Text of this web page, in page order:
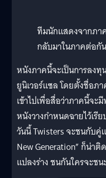
ทีมนักแสดงจากภา
กลับมาในภาคต่อกั
หนังภาคนี้จะเป็นการลงทุ
ยูนิเวอร์แซล โดยตั้งชื่อภ
เข้าไปเพื่อสื่อว่าภาคนี้จ
หนังวางกำหนดฉายไว้เรี
วันนี้ Twisters จะชนกับคู่
New Generation” ก็น่า
แปลงร่าง ชนกันใครจะชน